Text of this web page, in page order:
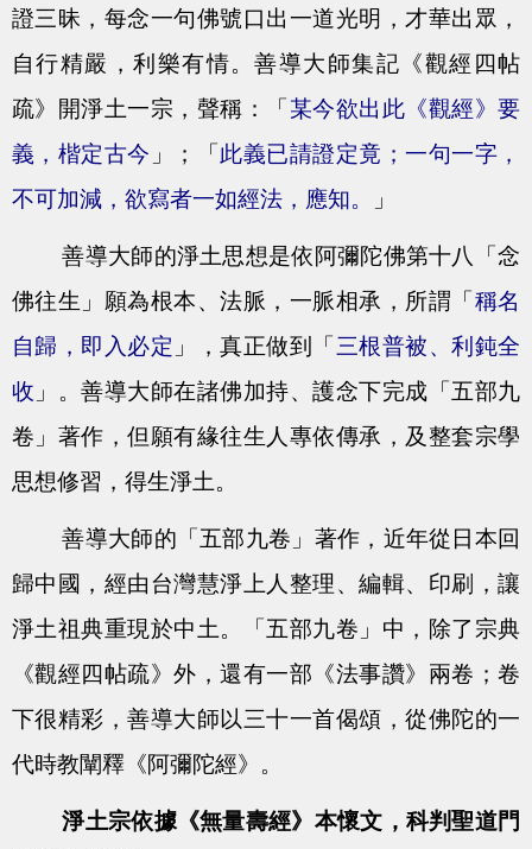
證三昧，每念一句佛號口出一道光明，才華出眾，
自行精嚴，利樂有情。善導大師集記《觀經四帖
疏》開淨土一宗，聲稱：「 某今欲出此《觀經》要
義，楷定古今 」；「 此義已請證定竟；一句一字，
不可加減，欲寫者一如經法，應知。
」
善導大師的淨土思想是依阿彌陀佛第十八「念
佛往生」願為根本、法脈，一脈相承，所謂「 稱名
自歸，即入必定 」，真正做到「 三根普被、利鈍全
收 」。善導大師在諸佛加持、護念下完成「五部九
卷」著作，但願有緣往生人專依傳承，及整套宗學
思想修習，得生淨土。
善導大師的「五部九卷」著作，近年從日本回
歸中國，經由台灣慧淨上人整理、編輯、印刷，讓
淨土祖典重現於中土。「五部九卷」中，除了宗典
《觀經四帖疏》外，還有一部《法事讚》兩卷；卷
下很精彩，善導大師以三十一首偈頌，從佛陀的一
代時教闡釋《阿彌陀經》。
淨土宗依據《無量壽經》本懷文，科判聖道門